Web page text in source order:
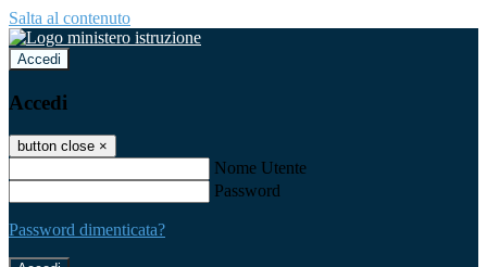
Salta al contenuto
Accedi
Accedi
button close ×
Nome Utente
Password
Password dimenticata?